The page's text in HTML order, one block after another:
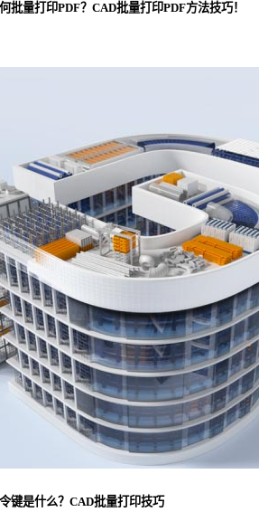
批量打印PDF？CAD批量打印PDF方法技巧！
键是什么？CAD批量打印技巧